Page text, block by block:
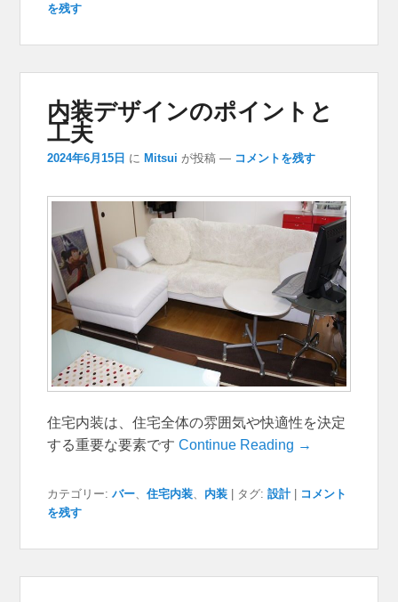
を残す
内装デザインのポイントと
工夫
2024年6月15日 に Mitsui が投稿 — コメントを残す
住宅内装は、住宅全体の雰囲気や快適性を決定
する重要な要素ですContinue Reading →
カテゴリー: バー、住宅内装、 内装 タグ: 設計
コメント
を残す